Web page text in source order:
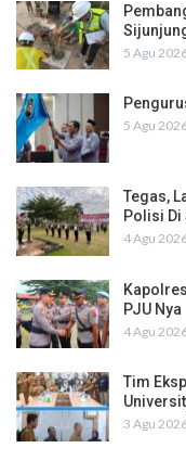
5 Agu
5 Agu
Tegas,
Polisi
4 Agu
PJU Nya
4 Agu
Tim
3 Agu